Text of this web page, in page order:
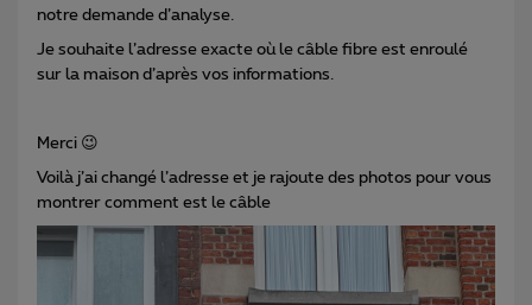
notre demande d’analyse.
Je souhaite l’adresse exacte où le câble fibre est enroulé
sur la maison d’après vos informations.
Merci 😉
Voilà j’ai changé l’adresse et je rajoute des photos pour vous
montrer comment est le câble